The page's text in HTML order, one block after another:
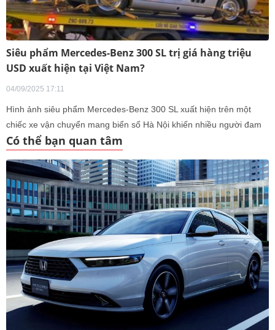
Siêu phẩm Mercedes-Benz 300 SL trị giá hàng triệu
USD xuất hiện tại Việt Nam?
04/09/2025 17:11
Hình ảnh siêu phẩm Mercedes-Benz 300 SL xuất hiện trên một
chiếc xe vận chuyển mang biển số Hà Nội khiến nhiều người đam
mê tốc độ phấn khích.
Có thể bạn quan tâm